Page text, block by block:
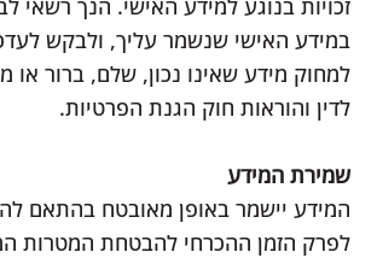
זכויות בנוגע למידע האישי. הנך רשאי
במידע האישי שנשמר עליך, ולבקש
למחוק מידע שאינו נכון, שלם, ברור או
לדין והוראות חוק הגנת הפרטיות.
שמירת המידע
המידע יישמר באופן מאובטח בהתאם
לפרק הזמן ההכרחי להבטחת המטרות